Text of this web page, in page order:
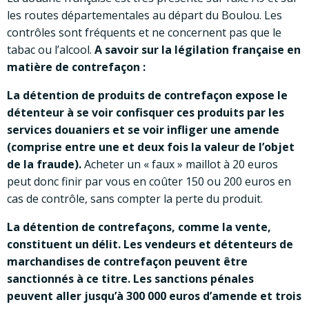
les routes départementales au départ du Boulou. Les
contrôles sont fréquents et ne concernent pas que le
tabac ou l’alcool. A savoir sur la légilation française en
matière de contrefaçon :
La détention de produits de contrefaçon expose le
détenteur à se voir confisquer ces produits par les
services douaniers et se voir infliger une amende
(comprise entre une et deux fois la valeur de l’objet
de la fraude).Acheter un « faux » maillot à 20 euros
peut donc finir par vous en coûter 150 ou 200 euros en
cas de contrôle, sans compter la perte du produit.
La détention de contrefaçons, comme la vente,
constituent un délit. Les vendeurs et détenteurs de
marchandises de contrefaçon peuvent être
sanctionnés à ce titre. Les sanctions pénales
peuvent aller jusqu’à 300 000 euros d’amende et trois